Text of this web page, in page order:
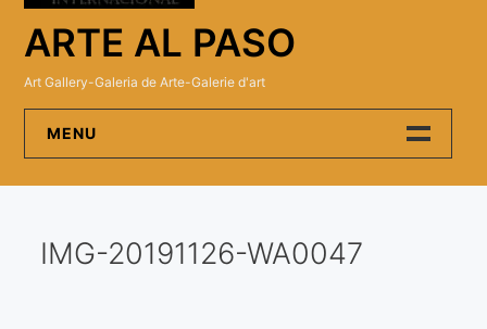
ARTE AL PASO
Art Gallery-Galeria de Arte-Galerie d'art
MENU
Artistas
IMG-20191126-WA0047